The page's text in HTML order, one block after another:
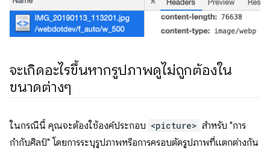
จะเกิดอะไรขึ้นหากรูปภาพดูไม่ถูกต้องใน
ขนาดต่างๆ
ในกรณีนี้ คุณจะต้องใช้องค์ประกอบ <picture> สำหรับ "การ
กำกับศิลป์" โดยการระบุรูปภาพหรือการครอบตัดรูปภาพที่แตกต่างกัน